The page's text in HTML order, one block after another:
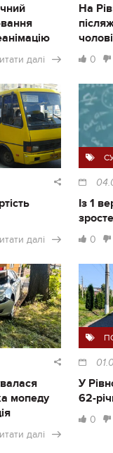
далі
На
0
далі
Із 1
0
мопеду
далі
У
62-
0